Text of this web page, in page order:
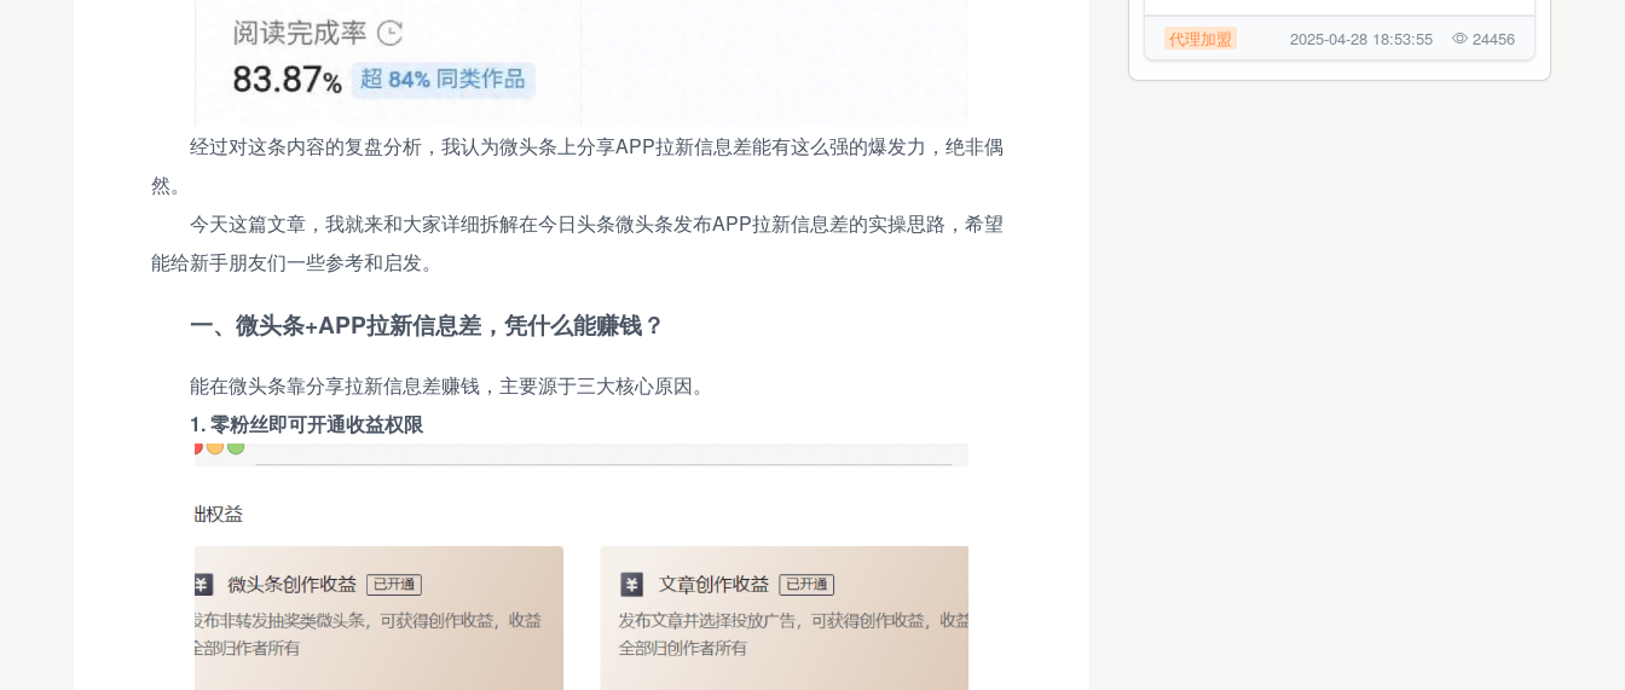
经过对这条内容的复盘分析，我认为微头条上分享APP拉新信息差能有这么强的爆发力，绝非偶
然。
今天这篇文章，我就来和大家详细拆解在今日头条微头条发布APP拉新信息差的实操思路，希望
能给新手朋友们一些参考和启发。
一、微头条+APP拉新信息差，凭什么能赚钱？
能在微头条靠分享拉新信息差赚钱，主要源于三大核心原因。
1. 零粉丝即可开通收益权限
代理加盟 2025-04-28 18:53:55 24456